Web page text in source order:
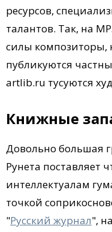
ресурсов,
талантов. Так, на
силы композиторы,
публикуются
artlib.ru тусуются
Книжные
Довольно большая
Рунета поставляет
интеллектуалам
точкой
"Русский журнал",